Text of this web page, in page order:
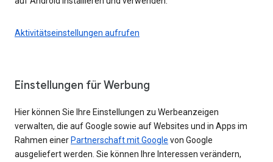
Aktivitätseinstellungen aufrufen
Einstellungen für Werbung
Hier können Sie Ihre Einstellungen zu Werbeanzeigen
verwalten, die auf Google sowie auf Websites und in Apps im
Rahmen einer Partnerschaft mit Google von Google
ausgeliefert werden. Sie können Ihre Interessen verändern,